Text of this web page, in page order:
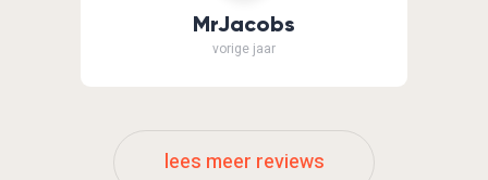
MrJacobs
vorige jaar
lees meer reviews